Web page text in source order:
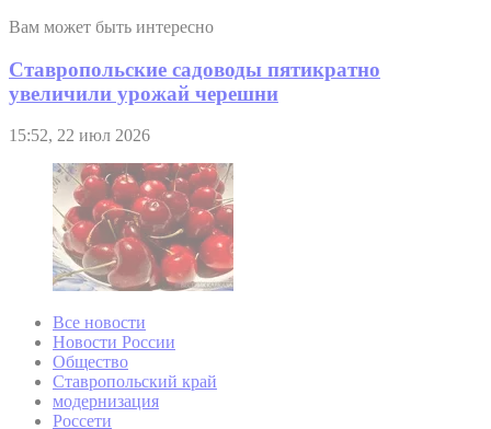
Вам может быть интересно
Ставропольские садоводы пятикратно
увеличили урожай черешни
15:52, 22 июл 2026
Все новости
Новости России
Общество
Ставропольский край
модернизация
Россети